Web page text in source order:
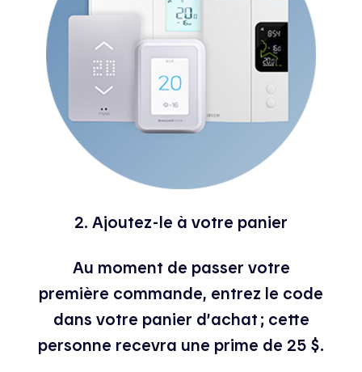
2. Ajoutez-le à votre panier
Au moment de passer votre
première commande, entrez le code
dans votre panier d’achat ; cette
personne recevra une prime de 25 $.